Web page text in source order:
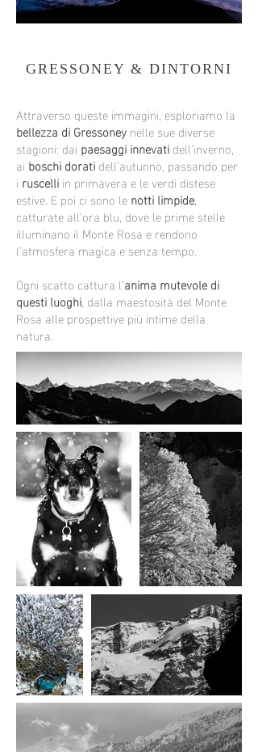
GRESSONEY & DINTORNI
Attraverso queste immagini, esploriamo la
bellezza di Gressoneynelle sue diverse
stagioni: dai paesaggi innevatidell’inverno,
ai boschi doratidell’autunno, passando per
i ruscelliin primavera e le verdi distese
estive. E poi ci sono lenotti limpide,
catturate all’ora blu, dove le prime stelle
illuminano il Monte Rosa e rendono
l’atmosfera magica e senza tempo.
Ogni scatto cattura l’anima mutevole di
questi luoghi, dalla maestosità del Monte
Rosa alle prospettive più intime della
natura.